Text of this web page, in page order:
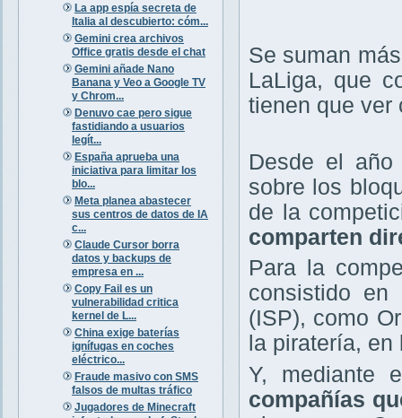
La app espía secreta de
Italia al descubierto: cóm...
Gemini crea archivos
Office gratis desde el chat
Gemini añade Nano
Banana y Veo a Google TV
y Chrom...
Denuvo cae pero sigue
fastidiando a usuarios
legít...
España aprueba una
iniciativa para limitar los
blo...
Meta planea abastecer
sus centros de datos de IA
c...
Claude Cursor borra
datos y backups de
empresa en ...
Copy Fail es un
vulnerabilidad critica
kernel de L...
China exige baterías
ignífugas en coches
eléctrico...
Fraude masivo con SMS
falsos de multas tráfico
Jugadores de Minecraft
Se suman
LaLiga, que
tienen que ver
Desde el
sobre los
de la
comparten
Para la
consistido en
(ISP), como
la piratería,
Y, mediante
compañías